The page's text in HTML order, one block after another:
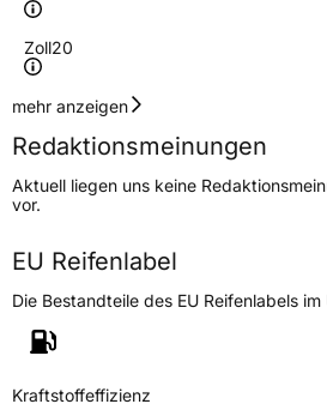
Zoll20
Geschwindigkeitsindex
Höchstgeschwindigkeit
240 km/h
Lastindex91
Höchstlast615 kg
Generelle Merkmale
Fahrzeugtyp
VerwendungSommerreifen
mehr anzeigen
Redaktionsmeinungen
Aktuell liegen uns keine
vor.
EU Reifenlabel
Die Bestandteile des EU Reifenlabels
Kraftstoffeffizienz